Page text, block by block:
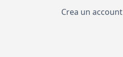
Crea un account